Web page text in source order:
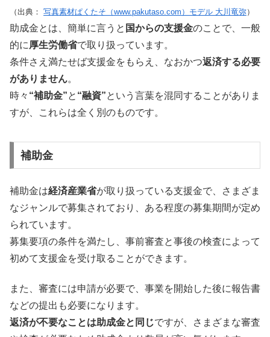
（出典： 写真素材ぱくたそ（www.pakutaso.com）モデル 大川竜弥）
助成金とは、簡単に言うと 国からの支援金のことで、一般
的に 厚生労働省で取り扱っています。
条件さえ満たせば支援金をもらえ、なおかつ返済する必要
がありません。
時々 “補助金”と “融資”という言葉を混同することがありま
すが、これらは全く別のものです。
補助金
補助金は経済産業省が取り扱っている支援金で、さまざま
なジャンルで募集されており、ある程度の募集期間が定め
られています。
募集要項の条件を満たし、事前審査と事後の検査によって
初めて支援金を受け取ることができます。
また、審査には申請が必要で、事業を開始した後に報告書
などの提出も必要になります。
返済が不要なことは助成金と同じですが、さまざまな審査